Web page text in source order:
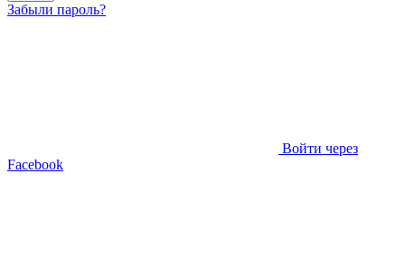
Забыли пароль?
Войти через
Facebook